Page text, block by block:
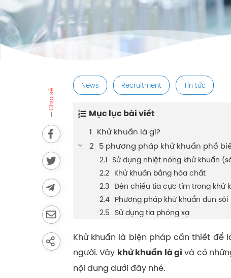
Chia sẻ
News Recruitment Tin tức
Mục lục bài viết
Khử khuẩn là gì?
5 phương pháp khử khuẩn phổ
Sử dụng nhiệt nóng khử khuẩn
Khử khuẩn bằng hóa chất
Đèn chiếu tia cực tím trong khử
Phương pháp khử khuẩn đun sôi
Sử dụng tia phóng xạ
Khử khuẩn là biện pháp cần thiết để
người. Vây khử khuẩn là gì và có
nội dung dưới đây nhé.